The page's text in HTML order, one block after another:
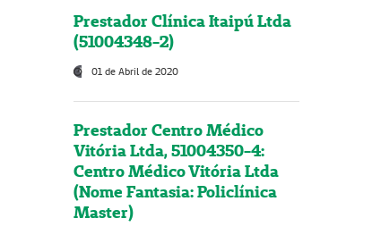
Prestador Clínica Itaipú Ltda
(51004348-2)
01 de Abril de 2020
Prestador Centro Médico
Vitória Ltda, 51004350-4:
Centro Médico Vitória Ltda
(Nome Fantasia: Policlínica
Master)